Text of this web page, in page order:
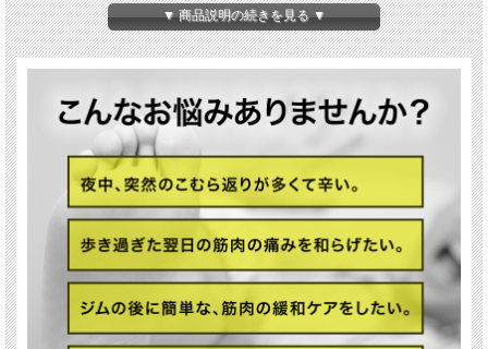
塩化マグネシウム高配合のミネラルボディケアミストです。ミネラル不足から起こ
る足のつり、こむら返りの症状を直接ケア。直接皮膚から吸収することでこむら返
りの改善への強い味方になります。また、筋肉疲労や足のこわばりなどに。症状が
▼ 商品説明の続きを見る ▼